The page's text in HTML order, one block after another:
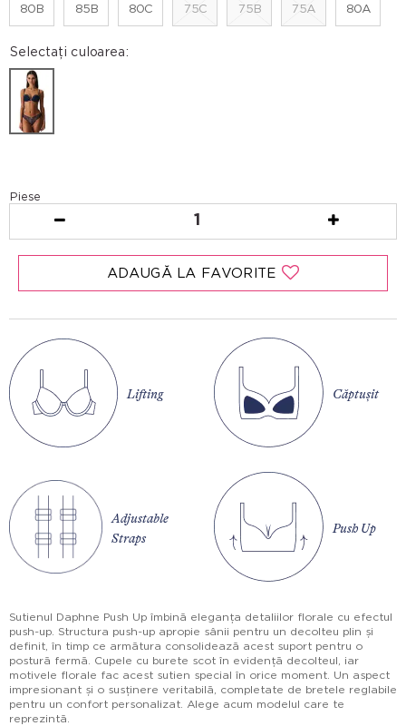
80B 85B 80C 75C 75B 75A 80A
Selectați culoarea:
Piese
1
ADAUGĂ LA FAVORITE
Lifting Căptușit
Adjustable
Straps
Push Up
Sutienul Daphne Push Up îmbină eleganța detaliilor florale cu efectul
push-up. Structura push-up apropie sânii pentru un decolteu plin și
definit, în timp ce armătura consolidează acest suport pentru o
postură fermă. Cupele cu burete scot în evidență decolteul, iar
motivele florale fac acest sutien special în orice moment. Un aspect
impresionant și o susținere veritabilă, completate de bretele reglabile
pentru un confort personalizat. Alege acum modelul care te
reprezintă.